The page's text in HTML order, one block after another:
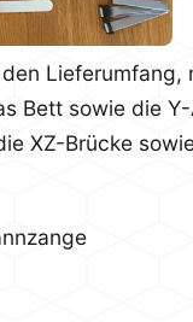
Lieferumfang,
Bett sowie die
XZ-Brücke